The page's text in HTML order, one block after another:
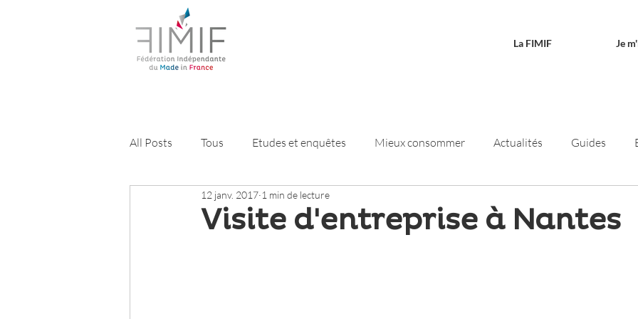
La FIMIF Je
All Posts Tous Etudes et enquêtes Mieux consommer Actualités Guides
Les paniers de la FIMIF Newsletters
Visite d'entreprise à Nantes
12 janv. 2017 1 min de lecture